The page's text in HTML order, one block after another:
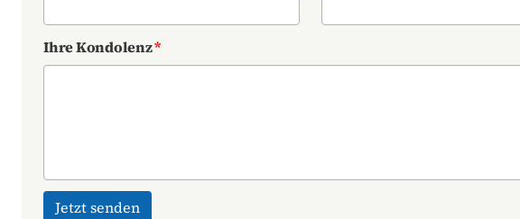
Ihre Kondolenz*
Jetzt senden